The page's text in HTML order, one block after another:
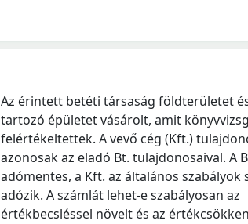
Az érintett betéti társaság földterületet
tartozó épületet vásárolt, amit
felértékeltettek. A vevő cég (Kft.)
azonosak az eladó Bt. tulajdonosaival. A
adómentes, a Kft. az általános szabályok
adózik. A számlát lehet-e szabályosan az
értékbecsléssel növelt és az